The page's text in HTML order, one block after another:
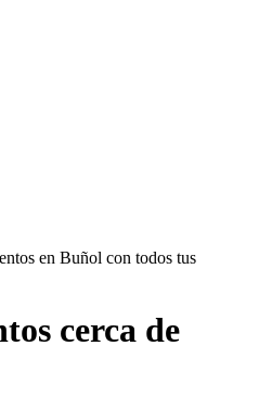
en Buñol con todos tus
cerca de